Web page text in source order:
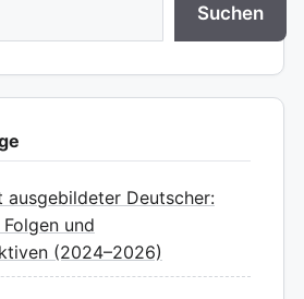
Suchen
ausgebildeter Deutscher:
und
(2024–2026)